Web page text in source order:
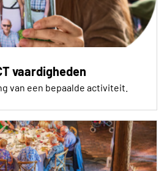
vaardigheden
van een bepaalde activiteit.